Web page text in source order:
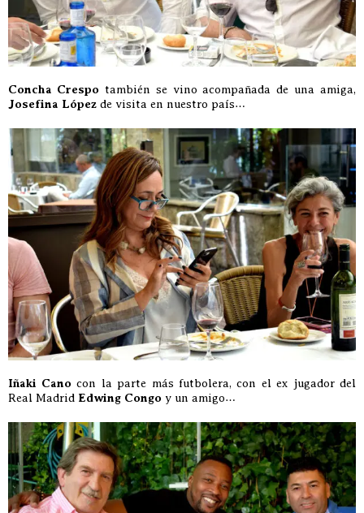
Concha Crespo también se vino acompañada de una amiga,
Josefina López de visita en nuestro país…
Iñaki Cano con la parte más futbolera, con el ex jugador del
Real Madrid Edwing Congo y un amigo…